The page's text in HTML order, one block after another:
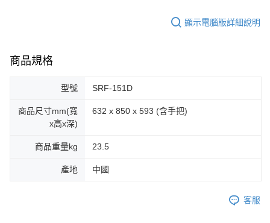
顯示電腦版詳細說明
商品規格
型號 SRF-151D
商品尺寸mm(寬
x高x深)
632 x 850 x 593 (含手把)
商品重量kg 23.5
產地 中國
客服